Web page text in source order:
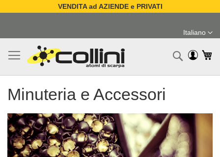
VENDITA ad AZIENDE e PRIVATI
contenuto
Lingua
Italiano
Minuteria e Accessori